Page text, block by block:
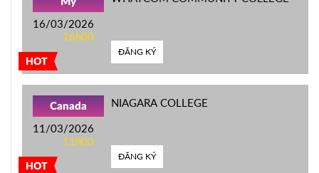
HOT
16/03/2026
16h00
ĐĂNG KÝ
HOT
Canada
11/03/2026
11h00
NIAGARA COLLEGE
ĐĂNG KÝ